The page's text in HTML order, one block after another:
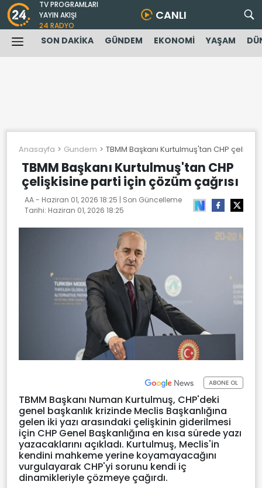
TV PROGRAMLARI
YAYIN AKIŞI
24 RADYO
CANLI
SON DAKİKA GÜNDEM EKONOMİ YAŞAM
Anasayfa Gundem TBMM Başkanı Kurtulmuş'tan CHP
TBMM Başkanı Kurtulmuş'tan CHP
çelişkisine parti için çözüm çağrısı
AA - Haziran 01, 2026 18:25 | Son Güncelleme
Tarihi: Haziran 01, 2026 18:25
ABONE OL
TBMM Başkanı Numan Kurtulmuş, CHP'deki
genel başkanlık krizinde Meclis Başkanlığına
gelen iki yazı arasındaki çelişkinin giderilmesi
için CHP Genel Başkanlığına en kısa sürede yazı
yazacaklarını açıkladı. Kurtulmuş, Meclis'in
kendini mahkeme yerine koyamayacağını
vurgulayarak CHP'yi sorunu kendi iç
dinamikleriyle çözmeye çağırdı.